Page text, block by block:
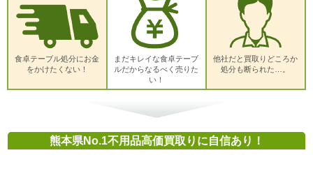
食卓テーブル処分にお金
をかけたくない！
まだキレイな食卓テーブ
ルだからなるべく売りた
い！
他社だと買取りどころか
処分も断られた…。
熊本県No.1不用品高価買取りに自信あり！